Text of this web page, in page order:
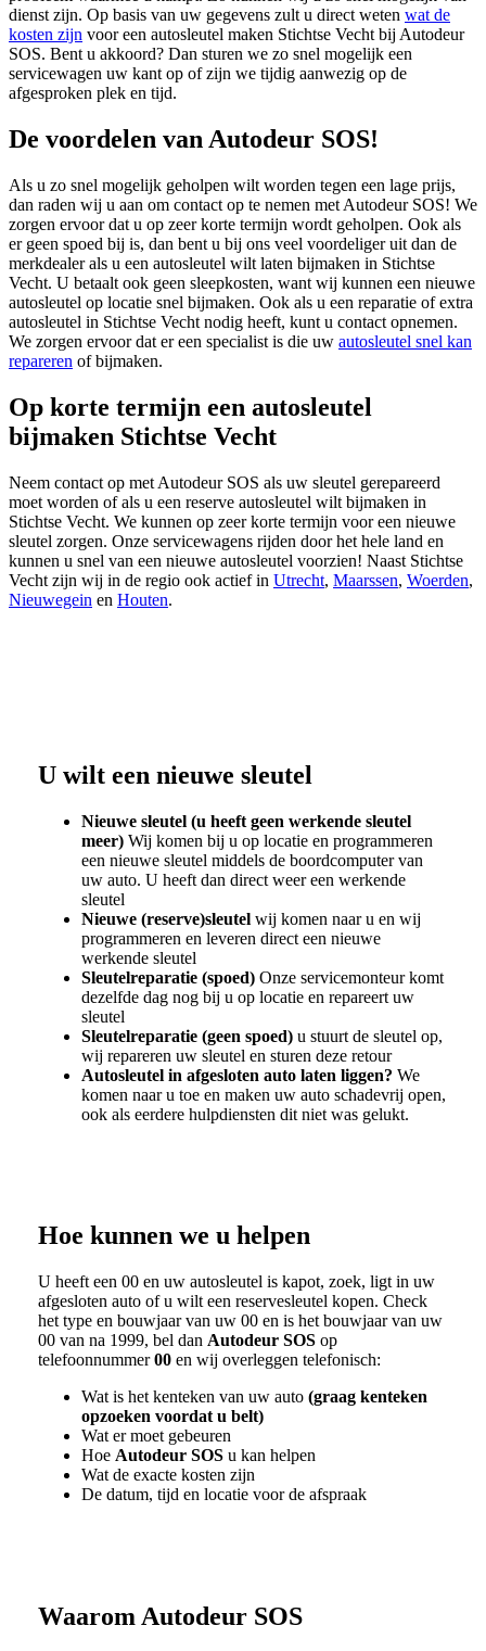
dienst zijn. Op basis van uw gegevens zult u direct weten wat de
kosten zijn voor een autosleutel maken Stichtse Vecht bij Autodeur
SOS. Bent u akkoord? Dan sturen we zo snel mogelijk een
servicewagen uw kant op of zijn we tijdig aanwezig op de
afgesproken plek en tijd.
De voordelen van Autodeur SOS!
Als u zo snel mogelijk geholpen wilt worden tegen een lage prijs,
dan raden wij u aan om contact op te nemen met Autodeur SOS! We
zorgen ervoor dat u op zeer korte termijn wordt geholpen. Ook als
er geen spoed bij is, dan bent u bij ons veel voordeliger uit dan de
merkdealer als u een autosleutel wilt laten bijmaken in Stichtse
Vecht. U betaalt ook geen sleepkosten, want wij kunnen een nieuwe
autosleutel op locatie snel bijmaken. Ook als u een reparatie of extra
autosleutel in Stichtse Vecht nodig heeft, kunt u contact opnemen.
We zorgen ervoor dat er een specialist is die uw autosleutel snel kan
repareren of bijmaken.
Op korte termijn een autosleutel
bijmaken Stichtse Vecht
Neem contact op met Autodeur SOS als uw sleutel gerepareerd
moet worden of als u een reserve autosleutel wilt bijmaken in
Stichtse Vecht. We kunnen op zeer korte termijn voor een nieuwe
sleutel zorgen. Onze servicewagens rijden door het hele land en
kunnen u snel van een nieuwe autosleutel voorzien! Naast Stichtse
Vecht zijn wij in de regio ook actief in Utrecht, Maarssen, Woerden,
Nieuwegein en Houten.
U wilt een nieuwe sleutel
Nieuwe sleutel (u heeft geen werkende sleutel
meer) Wij komen bij u op locatie en programmeren
een nieuwe sleutel middels de boordcomputer van
uw auto. U heeft dan direct weer een werkende
sleutel
Nieuwe (reserve)sleutelwij komen naar u en wij
programmeren en leveren direct een nieuwe
werkende sleutel
Sleutelreparatie (spoed)Onze servicemonteur komt
dezelfde dag nog bij u op locatie en repareert uw
sleutel
Sleutelreparatie (geen spoed) u stuurt de sleutel op,
wij repareren uw sleutel en sturen deze retour
Autosleutel in afgesloten auto laten liggen? We
komen naar u toe en maken uw auto schadevrij open,
ook als eerdere hulpdiensten dit niet was gelukt.
Hoe kunnen we u helpen
U heeft een 00en uw autosleutel is kapot, zoek, ligt in uw
afgesloten auto of u wilt een reservesleutel kopen. Check
het type en bouwjaar van uw 00en is het bouwjaar van uw
00van na 1999, bel dan Autodeur SOSop
telefoonnummer00en wij overleggen telefonisch:
Wat is het kenteken van uw auto (graag kenteken
opzoeken voordat u belt)
Wat er moet gebeuren
Hoe Autodeur SOSu kan helpen
Wat de exacte kosten zijn
De datum, tijd en locatie voor de afspraak
Waarom Autodeur SOS